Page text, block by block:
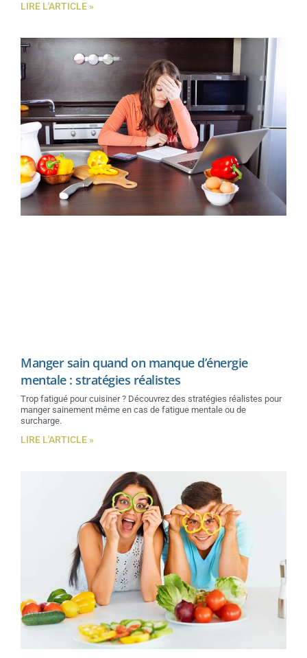
LIRE L'ARTICLE »
Manger sain quand on manque d’énergie
mentale : stratégies réalistes
Trop fatigué pour cuisiner ? Découvrez des stratégies réalistes pour
manger sainement même en cas de fatigue mentale ou de
surcharge.
LIRE L'ARTICLE »